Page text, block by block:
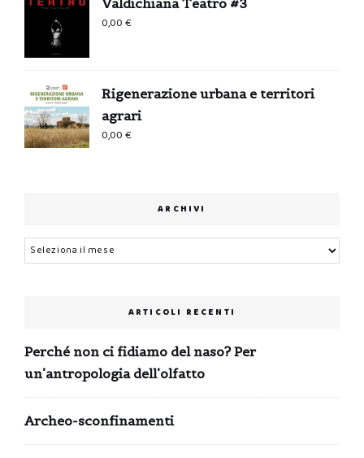
0,00€
Rigenerazione urbana e territori
agrari
0,00€
ARCHIVI
Archivi
ARTICOLI RECENTI
Perché non ci fidiamo del naso? Per
un’antropologia dell’olfatto
Archeo-sconfinamenti